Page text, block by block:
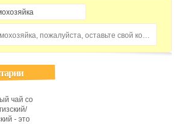
Домохозяйка, пожалуйста, оставьте свой комментарий...
чай со
- это